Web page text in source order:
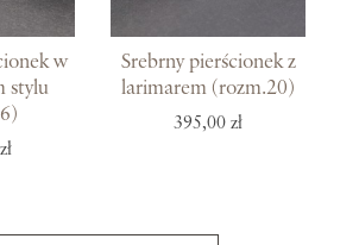
w
stylu
Srebrny pierścionek z
larimarem (rozm.20)
395,00 zł